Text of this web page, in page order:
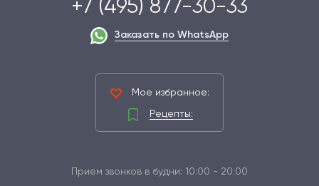
+7 (495) 877-30-33
Заказать по WhatsApp
Мое избранное:
Рецепты:
Прием звонков в будни: 10:00 - 20:00